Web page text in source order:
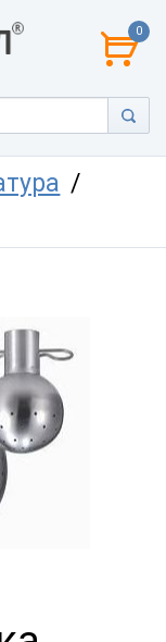
0